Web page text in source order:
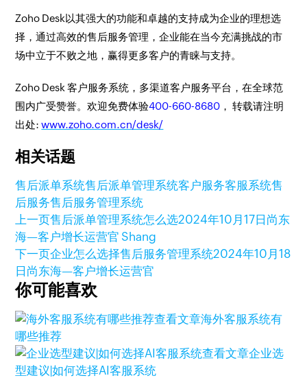
Zoho Desk以其强大的功能和卓越的支持成为企业的理想选
择，通过高效的售后服务管理，企业能在当今充满挑战的市
场中立于不败之地，赢得更多客户的青睐与支持。
Zoho Desk 客户服务系统，多渠道客户服务平台，在全球范
围内广受赞誉。欢迎免费体验400-660-8680 ， 转载请注明
出处:www.zoho.com.cn/desk/
相关话题
售后派单系统售后派单管理系统客户服务客服系统售
后服务售后服务管理系统
上一页售后派单管理系统怎么选2024年10月17日 尚东
海—客户增长运营官 Shang
下一页企业怎么选择售后服务管理系统2024年10月18
日 尚东海—客户增长运营官
你可能喜欢
查看文章海外客服系统有
哪些推荐
查看文章企业选
型建议|如何选择AI客服系统